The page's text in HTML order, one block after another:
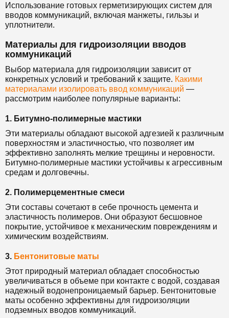
Использование готовых герметизирующих систем для
вводов коммуникаций, включая манжеты, гильзы и
уплотнители.
Материалы для гидроизоляции вводов
коммуникаций
Выбор материала для гидроизоляции зависит от
конкретных условий и требований к защите. Какими
материалами изолировать ввод коммуникаций —
рассмотрим наиболее популярные варианты:
1. Битумно-полимерные мастики
Эти материалы обладают высокой адгезией к различным
поверхностям и эластичностью, что позволяет им
эффективно заполнять мелкие трещины и неровности.
Битумно-полимерные мастики устойчивы к агрессивным
средам и долговечны.
2. Полимерцементные смеси
Эти составы сочетают в себе прочность цемента и
эластичность полимеров. Они образуют бесшовное
покрытие, устойчивое к механическим повреждениям и
химическим воздействиям.
3. Бентонитовые маты
Этот природный материал обладает способностью
увеличиваться в объеме при контакте с водой, создавая
надежный водонепроницаемый барьер. Бентонитовые
маты особенно эффективны для гидроизоляции
подземных вводов коммуникаций.